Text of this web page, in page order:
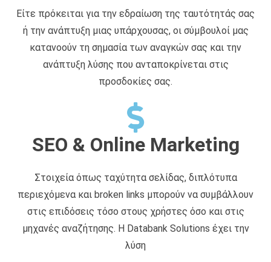
Είτε πρόκειται για την εδραίωση της ταυτότητάς σας
ή την ανάπτυξη μιας υπάρχουσας, οι σύμβουλοί μας
κατανοούν τη σημασία των αναγκών σας και την
ανάπτυξη λύσης που ανταποκρίνεται στις
προσδοκίες σας.
SEO & Online Marketing
Στοιχεία όπως ταχύτητα σελίδας, διπλότυπα
περιεχόμενα και broken links μπορούν να συμβάλλουν
στις επιδόσεις τόσο στους χρήστες όσο και στις
μηχανές αναζήτησης. Η Databank Solutions έχει την
λύση